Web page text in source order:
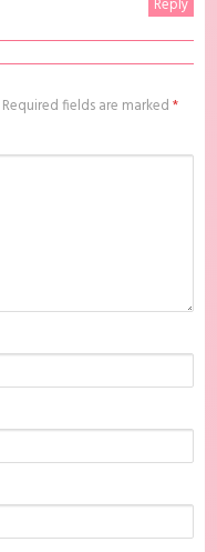
Reply
Required fields are marked*